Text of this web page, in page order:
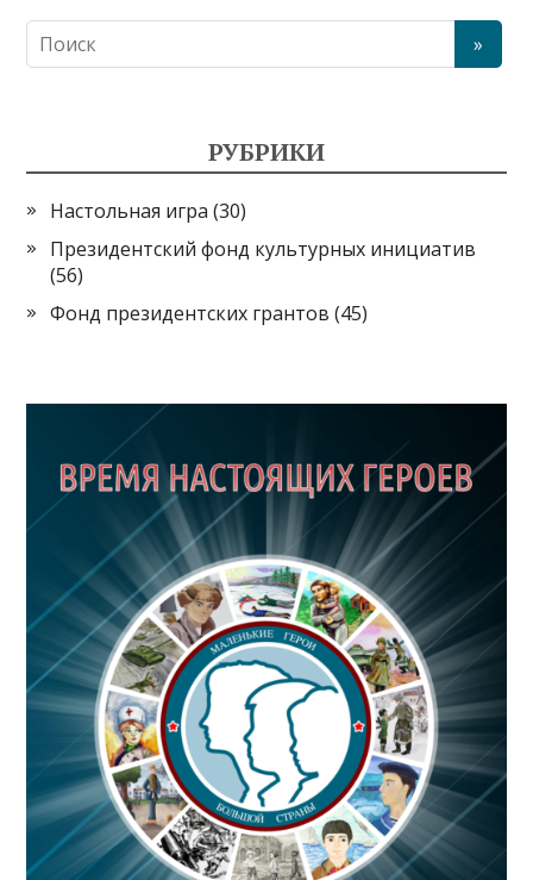
РУБРИКИ
Настольная игра (30)
Президентский фонд культурных инициатив
(56)
Фонд президентских грантов (45)